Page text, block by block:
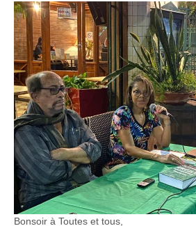
Bonsoir à Toutes et tous,